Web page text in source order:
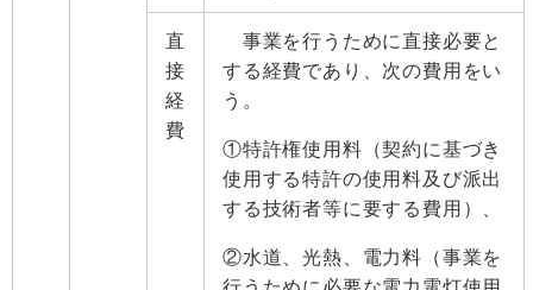
直
接
経
費
事業を行うために直接必要と
する経費であり、次の費用をい
う。
①特許権使用料（契約に基づき
使用する特許の使用料及び派出
する技術者等に要する費用）、
②水道、光熱、電力料（事業を